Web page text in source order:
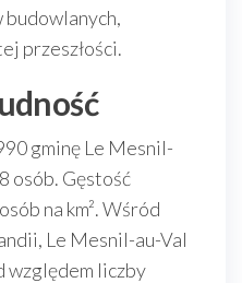
przeszłości.
gminę Le Mesnil-
osób. Gęstość
na km². Wśród
Le Mesnil-au-Val
względem liczby